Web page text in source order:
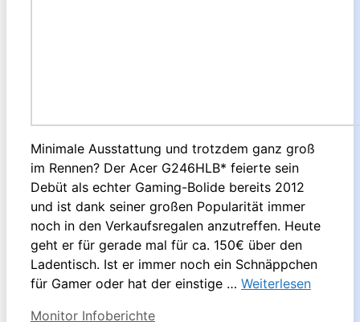
Minimale Ausstattung und trotzdem ganz groß
im Rennen? Der Acer G246HLB* feierte sein
Debüt als echter Gaming-Bolide bereits 2012
und ist dank seiner großen Popularität immer
noch in den Verkaufsregalen anzutreffen. Heute
geht er für gerade mal für ca. 150€ über den
Ladentisch. Ist er immer noch ein Schnäppchen
für Gamer oder hat der einstige … Weiterlesen
Kategorien
Monitor Infoberichte